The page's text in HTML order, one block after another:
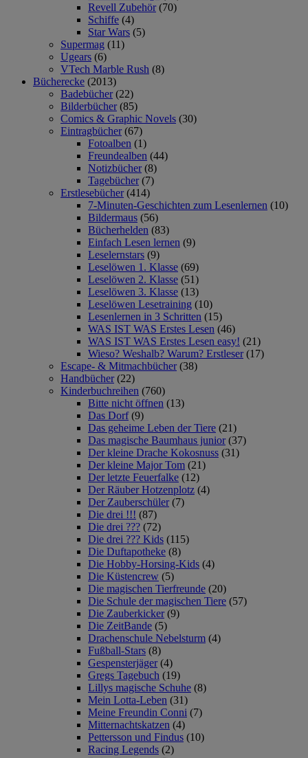
Revell Zubehör (70)
Schiffe (4)
Star Wars (5)
Supermag (11)
Ugears (6)
VTech Marble Rush (8)
Bücherecke (2013)
Badebücher (22)
Bilderbücher (85)
Comics & Graphic Novels (30)
Eintragbücher (67)
Fotoalben (1)
Freundealben (44)
Notizbücher (8)
Tagebücher (7)
Erstlesebücher (414)
7-Minuten-Geschichten zum Lesenlernen (10)
Bildermaus (56)
Bücherhelden (83)
Einfach Lesen lernen (9)
Leselernstars (9)
Leselöwen 1. Klasse (69)
Leselöwen 2. Klasse (51)
Leselöwen 3. Klasse (13)
Leselöwen Lesetraining (10)
Lesenlernen in 3 Schritten (15)
WAS IST WAS Erstes Lesen (46)
WAS IST WAS Erstes Lesen easy! (21)
Wieso? Weshalb? Warum? Erstleser (17)
Escape- & Mitmachbücher (38)
Handbücher (22)
Kinderbuchreihen (760)
Bitte nicht öffnen (13)
Das Dorf (9)
Das geheime Leben der Tiere (21)
Das magische Baumhaus junior (37)
Der kleine Drache Kokosnuss (31)
Der kleine Major Tom (21)
Der letzte Feuerfalke (12)
Der Räuber Hotzenplotz (4)
Der Zauberschüler (7)
Die drei !!! (87)
Die drei ??? (72)
Die drei ??? Kids (115)
Die Duftapotheke (8)
Die Hobby-Horsing-Kids (4)
Die Küstencrew (5)
Die magischen Tierfreunde (20)
Die Schule der magischen Tiere (57)
Die Zauberkicker (9)
Die ZeitBande (5)
Drachenschule Nebelsturm (4)
Fußball-Stars (8)
Gespensterjäger (4)
Gregs Tagebuch (19)
Lillys magische Schuhe (8)
Mein Lotta-Leben (31)
Meine Freundin Conni (7)
Mitternachtskatzen (4)
Pettersson und Findus (10)
Racing Legends (2)